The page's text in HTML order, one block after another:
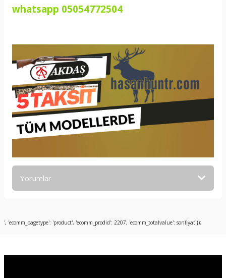
whatsapp 05054772504
Yorumlar
Bu ürüne ilk yorumu siz yapın!
', 'ecomm_pagetype': 'product', 'ecomm_prodid': 2207, 'ecomm_totalvalue': sonfiyat });